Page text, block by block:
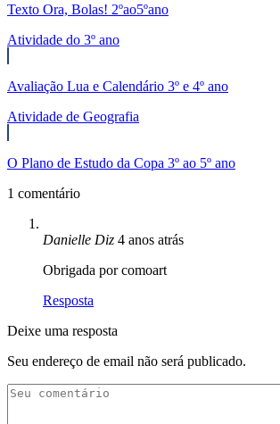
Texto Ora, Bolas! 2ºao5ºano
Atividade do 3º ano
Avaliação Lua e Calendário 3º e 4º ano
Atividade de Geografia
O Plano de Estudo da Copa 3º ao 5º ano
1 comentário
Danielle Diz 4 anos atrás
Obrigada por comoart
Resposta
Deixe uma resposta
Seu endereço de email não será publicado.